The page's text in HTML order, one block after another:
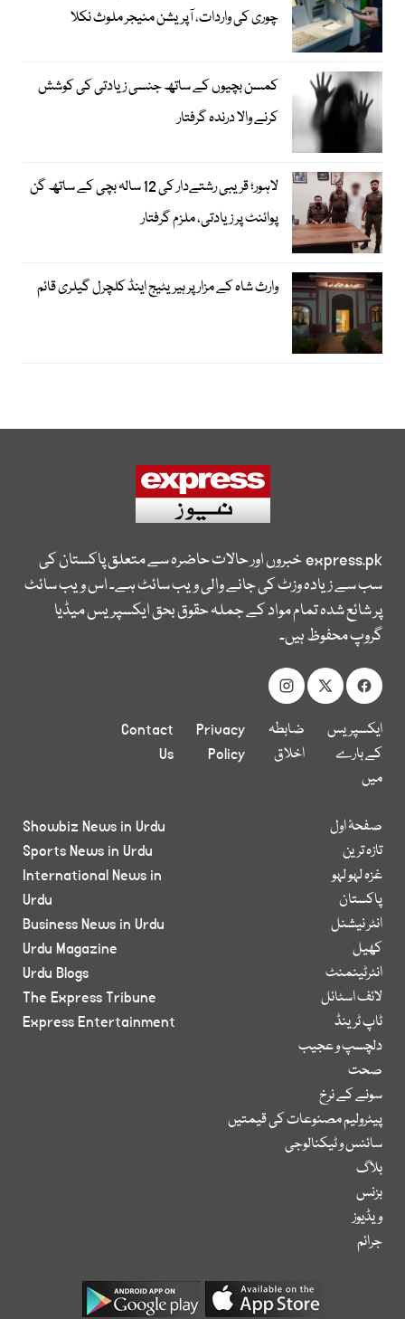
چوری کی واردات، آپریشن منیجر ملوث نکلا
کمسن بچیوں کے ساتھ جنسی زیادتی کی کوشش
کرنے والا درندہ گرفتار
لاہور؛ قریبی رشتےدار کی 12 سالہ بچی کے ساتھ گن
پوائنٹ پر زیادتی، ملزم گرفتار
وارث شاہ کے مزار پر ہیریٹیج اینڈ کلچرل گیلری قائم
express.pkخبروں اور حالات حاضرہ سے متعلق پاکستان کی
سب سے زیادہ وزٹ کی جانے والی ویب سائٹ ہے۔ اس ویب سائٹ
پر شائع شدہ تمام مواد کے جملہ حقوق بحق ایکسپریس میڈیا
گروپ محفوظ ہیں۔
ایکسپریس
کے بارے
میں
ضابطہ
اخلاق
Privacy
Policy
Contact
Us
صفحۂ اول
تازہ ترین
غزہ لہو لہو
پاکستان
انٹر نیشنل
کھیل
انٹرٹینمنٹ
لائف اسٹائل
ٹاپ ٹرینڈ
دلچسپ و عجیب
صحت
سونے کے نرخ
پیٹرولیم مصنوعات کی قیمتیں
سائنس و ٹیکنالوجی
بلاگ
بزنس
ویڈیوز
جرائم
Showbiz News in Urdu
Sports News in Urdu
International News in
Urdu
Business News in Urdu
Urdu Magazine
Urdu Blogs
The Express Tribune
Express Entertainment